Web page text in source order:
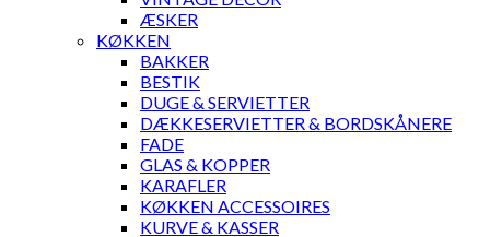
ÆSKER
KØKKEN
BAKKER
BESTIK
DUGE & SERVIETTER
DÆKKESERVIETTER & BORDSKÅNERE
FADE
GLAS & KOPPER
KARAFLER
KØKKEN ACCESSOIRES
KURVE & KASSER